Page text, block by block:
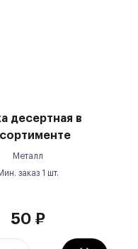
десертная в
Металл
заказ 1 шт.
50 ₽